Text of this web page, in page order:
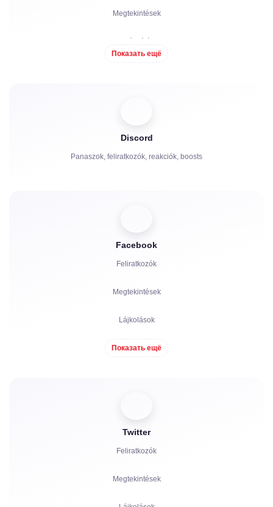
Megtekintések
Hozzászólások
Показать ещё
Discord
Panaszok, feliratkozók, reakciók, boosts
Facebook
Feliratkozók
Megtekintések
Lájkolások
Nézők
Megosztások
Показать ещё
Twitter
Feliratkozók
Megtekintések